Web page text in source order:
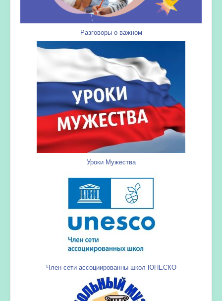
Разговоры о важном
Уроки Мужества
Член сети ассоциированны школ ЮНЕСКО